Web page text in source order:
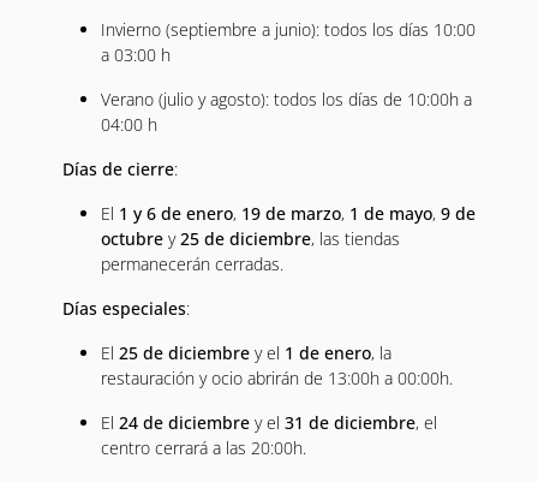
Invierno (septiembre a junio): todos los días 10:00
a 03:00 h
Verano (julio y agosto): todos los días de 10:00h a
04:00 h
Días de cierre:
El 1 y 6 de enero, 19 de marzo, 1 de mayo, 9 de
octubre y25 de diciembre, las tiendas
permanecerán cerradas.
Días especiales:
El 25 de diciembre y el 1 de enero, la
restauración y ocio abrirán de 13:00h a 00:00h.
El 24 de diciembre y el 31 de diciembre, el
centro cerrará a las 20:00h.